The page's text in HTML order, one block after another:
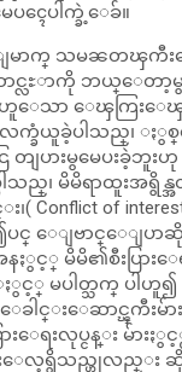
ၚေပါက္ခဲ့ေခ်။
ာက္ သမၼတၾကီးေဒ
င္လႊာကို ဘယ္ေတာ့မွ
ါဟူေသာ ေၾကြး
က္ခံယူခဲ့ပါသည္၊ ႏွ
တျပားမွမေပးခဲ့ဘူး
သည္၊ မိမိရာထူးအရွိ
( Conflict of
င္ ေျဗာင္ေျပာ
င့္ မိမိ၏စီးပြားေ
ႏွင့္ မပါတ္သက္ ပါ
းေခါင္းေဆာင္ၾကီ
ေရးလုပ္ငန္း မ်ားႏွ
ြးေလ့ရွိသည္ဟုလည္